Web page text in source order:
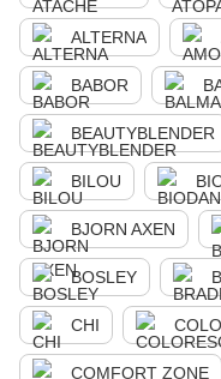
ALTERNA
BABOR
BEAUTYBLENDER
BILOU
BJORN AXEN
BOSLEY
CHI
COMFORT ZONE